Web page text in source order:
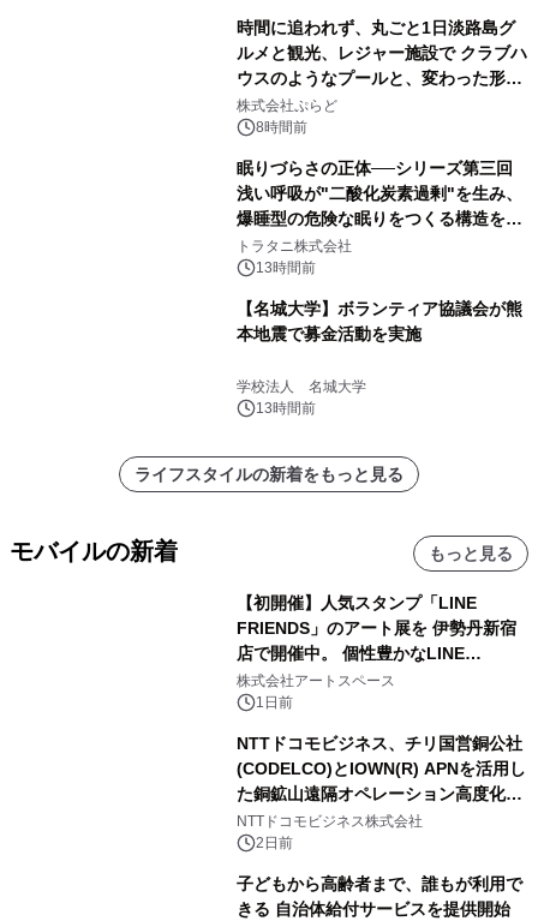
時間に追われず、丸ごと1日淡路島グ
ルメと観光、レジャー施設で クラブハ
ウスのようなプールと、変わった形の
サウナも 「THE BOXY AWAJI」のお
得な素泊まり連泊プランで
株式会社ぷらど
8時間前
眠りづらさの正体──シリーズ第三回
浅い呼吸が"二酸化炭素過剰"を生み、
爆睡型の危険な眠りをつくる構造を解
説
トラタニ株式会社
13時間前
【名城大学】ボランティア協議会が熊
本地震で募金活動を実施
学校法人 名城大学
13時間前
ライフスタイルの新着をもっと見る
モバイルの新着 もっと見る
【初開催】人気スタンプ「LINE
FRIENDS」のアート展を 伊勢丹新宿
店で開催中。 個性豊かなLINE
FRIENDSの仲間たちが インテリアア
ートとして新たな魅力を発信。
株式会社アートスペース
1日前
NTTドコモビジネス、チリ国営銅公社
(CODELCO)とIOWN(R) APNを活用し
た銅鉱山遠隔オペレーション高度化に
向けた調査・実証を開始
NTTドコモビジネス株式会社
2日前
子どもから高齢者まで、誰もが利用で
きる 自治体給付サービスを提供開始